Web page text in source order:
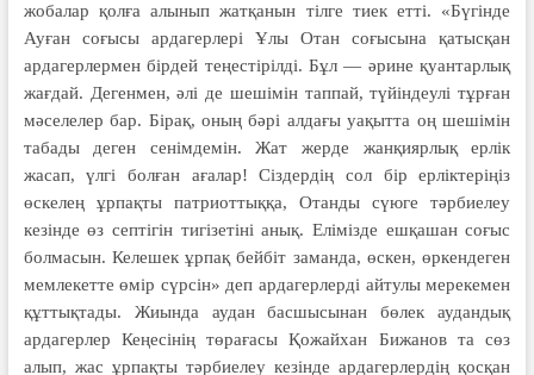
жобалар қолға алынып жатқанын тілге тиек етті. «Бүгінде
Ауған соғысы ардагерлері Ұлы Отан соғысына қатысқан
ардагер­лермен бірдей теңестірілді. Бұл — әрине қуантарлық
жағдай. Дегенмен, әлі де шешімін таппай, түйіндеулі тұрған
мәселелер бар. Бірақ, оның бәрі алдағы уақытта оң шешімін
табады деген сенімдемін. Жат жерде жанқиярлық ерлік
жасап, үлгі болған ағалар! Сіздердің сол бір ерліктеріңіз
өскелең ұрпақты патриоттыққа, Отанды сүюге тәрбиелеу
кезінде өз септігін тигізетіні анық. Елімізде ешқашан соғыс
болмасын. Келешек ұрпақ бейбіт заманда, өскен, өркендеген
мемлекетте өмір сүрсін» деп ардагерлерді айтулы мерекемен
құттықтады. Жиында аудан басшысынан бөлек аудандық
ардагерлер Кеңесінің төрағасы Қожайхан Бижанов та сөз
алып, жас ұрпақты тәрбиелеу кезінде ардагерлердің қосқан